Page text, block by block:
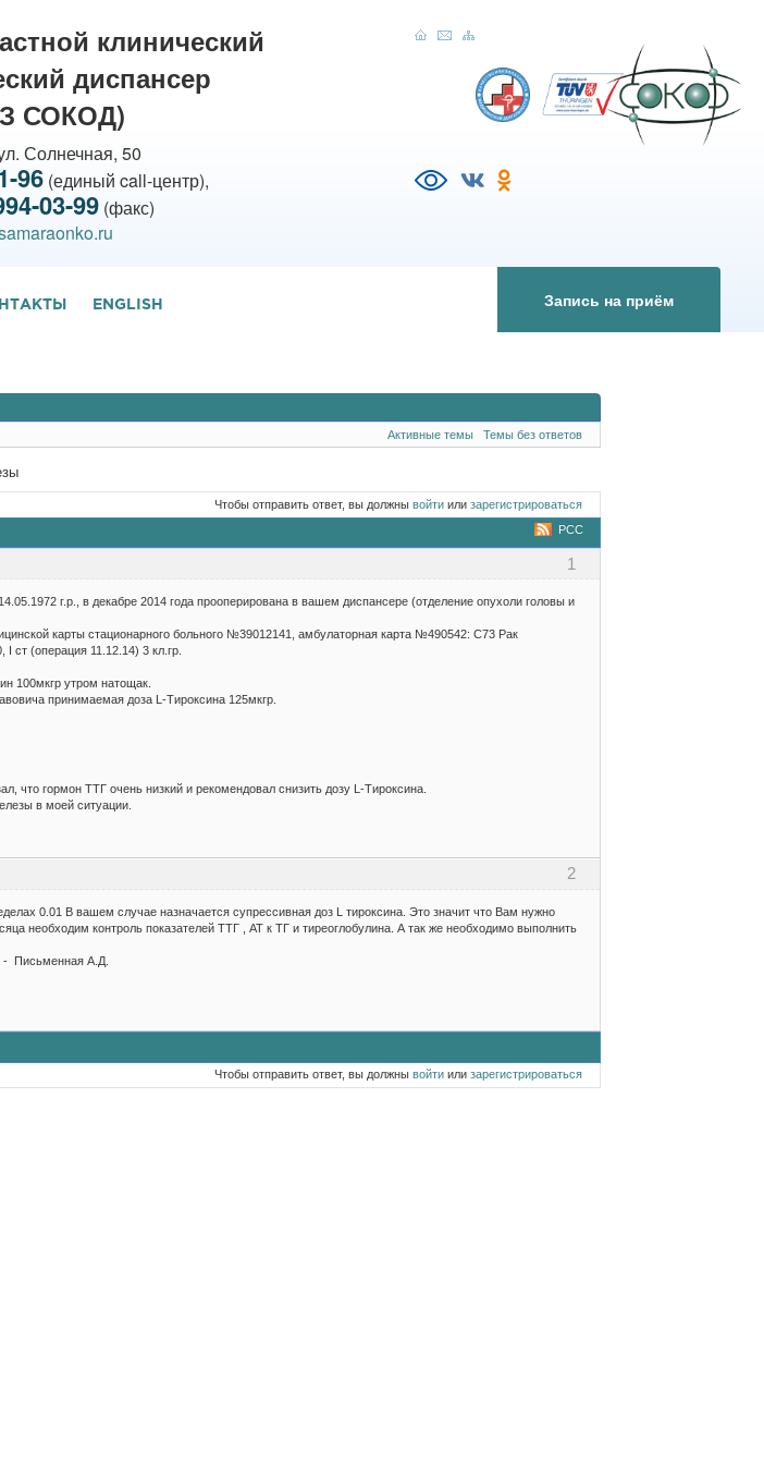
клинический
диспансер
СОКОД)
Солнечная, 50
96 (единый call-центр),
03-99(факс)
ENGLISH Запись на приём
Активные темы Темы без ответов
Чтобы отправить ответ, вы должнывойти илизарегистрироваться
РСС
1
г.р., в декабре 2014 года прооперирована в вашем диспансере (отделение опухоли головы и
карты стационарного больного №39012141, амбулаторная карта №490542: С73 Рак
ст (операция 11.12.14) 3 кл.гр.
100мкгр утром натощак.
принимаемая доза L-Тироксина 125мкгр.
что гормон ТТГ очень низкий и рекомендовал снизить дозу L-Тироксина.
в моей ситуации.
2
0.01 В вашем случае назначается супрессивная доз L тироксина. Это значит что Вам нужно
необходим контроль показателей ТТГ , АТ к ТГ и тиреоглобулина. А так же необходимо выполнить
- Письменная А.Д.
Чтобы отправить ответ, вы должнывойти илизарегистрироваться